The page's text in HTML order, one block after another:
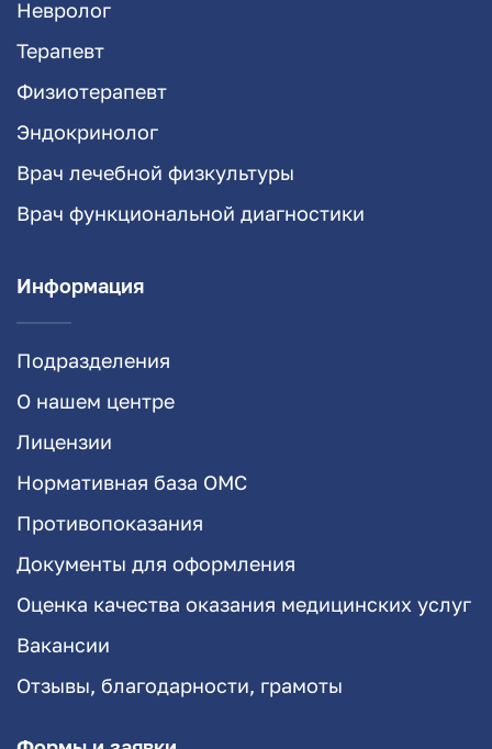
Невролог
Терапевт
Физиотерапевт
Эндокринолог
Врач лечебной физкультуры
Врач функциональной диагностики
Информация
Подразделения
О нашем центре
Лицензии
Нормативная база ОМС
Противопоказания
Документы для оформления
Оценка качества оказания медицинских услуг
Вакансии
Отзывы, благодарности, грамоты